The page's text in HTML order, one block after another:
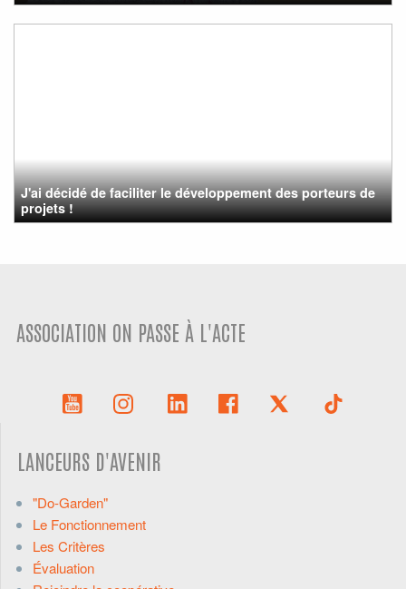
J'ai décidé de faciliter le développement des porteurs de
projets !
ASSOCIATION ON PASSE À L'ACTE
LANCEURS D'AVENIR
"Do-Garden"
Le Fonctionnement
Les Critères
Évaluation